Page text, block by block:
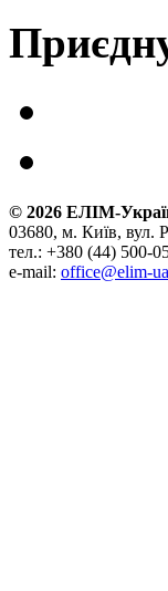
© 2026 ЕЛІМ-
03680, м. Київ, вул.
тел.: +380 (44) 500-
e-mail: office@elim-